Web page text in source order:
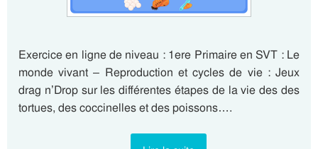
Exercice en ligne de niveau : 1ere Primaire en SVT : Le
monde vivant – Reproduction et cycles de vie : Jeux
drag n’Drop sur les différentes étapes de la vie des des
tortues, des coccinelles et des poissons….